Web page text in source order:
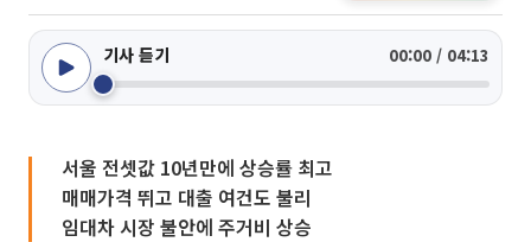
기사 듣기 00:00 / 04:13
서울 전셋값 10년만에 상승률 최고
매매가격 뛰고 대출 여건도 불리
임대차 시장 불안에 주거비 상승